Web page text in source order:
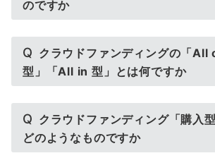
のですか
Q クラウドファンディングの「
型」「All in 型」とは何ですか
Q クラウドファンディング「購入
どのようなものですか